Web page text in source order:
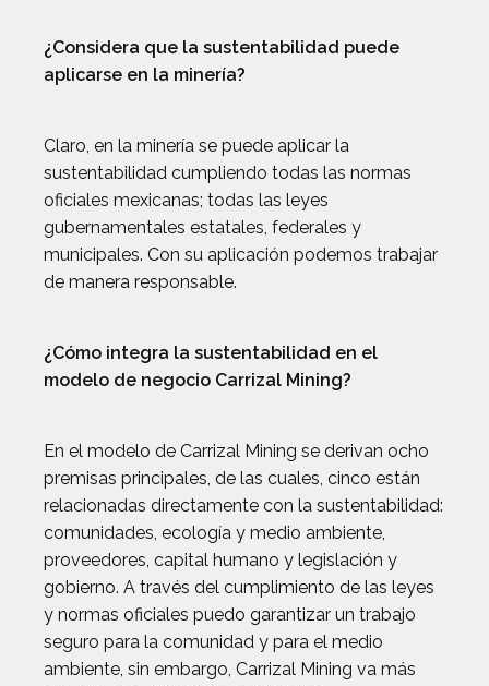
¿Considera que la sustentabilidad puede
aplicarse en la minería?
Claro, en la minería se puede aplicar la
sustentabilidad cumpliendo todas las normas
oficiales mexicanas; todas las leyes
gubernamentales estatales, federales y
municipales. Con su aplicación podemos trabajar
de manera responsable.
¿Cómo integra la sustentabilidad en el
modelo de negocio Carrizal Mining?
En el modelo de Carrizal Mining se derivan ocho
premisas principales, de las cuales, cinco están
relacionadas directamente con la sustentabilidad:
comunidades, ecología y medio ambiente,
proveedores, capital humano y legislación y
gobierno. A través del cumplimiento de las leyes
y normas oficiales puedo garantizar un trabajo
seguro para la comunidad y para el medio
ambiente, sin embargo, Carrizal Mining va más